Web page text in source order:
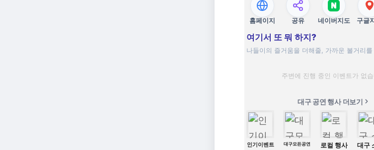
홈페이지 공유 네이버지도 구글
여기서 또 뭐 하지?
나들이의 즐거움을 더해줄, 가까운 볼거리를
주변에 진행 중인 이벤트가 없
대구 공연 행사 더보기
인기이벤트 대구모든공연 로컬 행사 대구